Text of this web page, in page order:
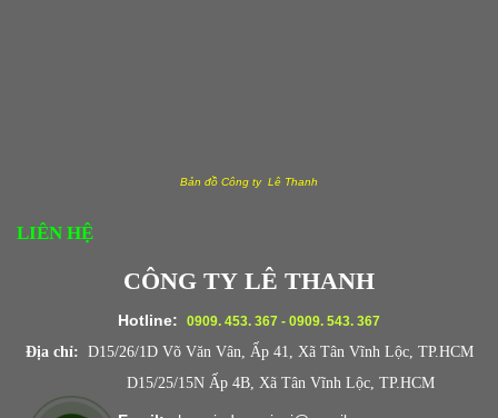
Bản đồ Công ty Lê Thanh
LIÊN HỆ
CÔNG TY LÊ THANH
Hotline: 0909. 453. 367 - 0909. 543. 367
Địa chỉ: D15/26/1D Võ Văn Vân, Ấp 41, Xã Tân Vĩnh Lộc, TP.HCM
D15/25/15N Ấp 4B, Xã Tân Vĩnh Lộc, TP.HCM